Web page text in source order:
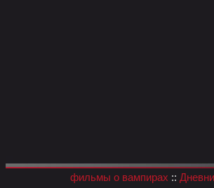
фильмы о вампирах ::